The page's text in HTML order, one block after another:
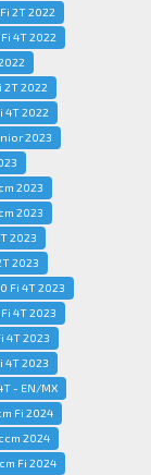
2T 2022
4T 2022
2T 2022
4T 2022
2023
2023
2023
2023
2023
Fi 4T 2023
4T 2023
4T 2023
4T 2023
- EN/MX
Fi 2024
2024
Fi 2024